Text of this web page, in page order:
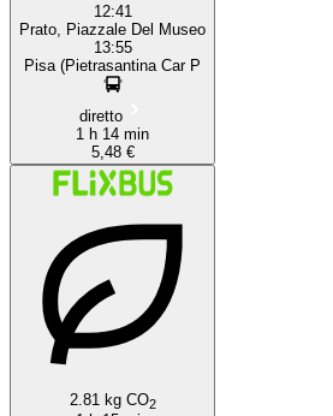
12:41
Prato, Piazzale Del Museo
13:55
Pisa (Pietrasantina Car P
diretto
1 h 14 min
5,48 €
2.81 kg CO2